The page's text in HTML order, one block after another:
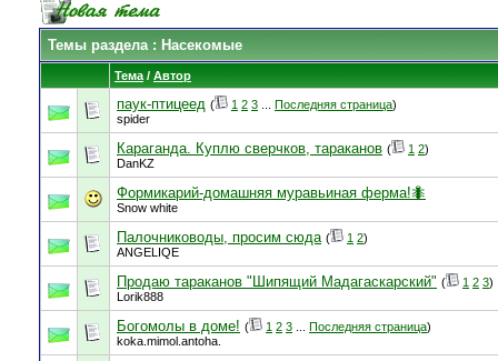
Темы раздела: Насекомые
Тема / Автор
паук-птицеед ( 1 2 3 Последняя страница)
spider
Караганда. Куплю сверчков, тараканов ( 1 2)
DanKZ
Формикарий-домашняя муравьиная ферма!🐜
Snow white
Палочниководы, просим сюда ( 1 2)
ANGELIQE
Продаю тараканов "Шипящий Мадагаскарский" ( 1 2 3)
Lorik888
Богомолы в доме! ( 1 2 3 Последняя страница)
koka.mimol.antoha.